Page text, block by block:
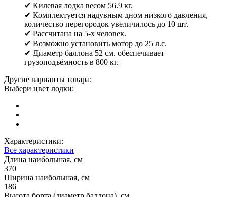
✔ Килевая лодка весом 56.9 кг.
✔ Комплектуется надувным дном низкого давления,
количество перегородок увеличилось до 10 шт.
✔ Рассчитана на 5-х человек.
✔ Возможно установить мотор до 25 л.с.
✔ Диаметр баллона 52 см. обеспечивает
грузоподъёмность в 800 кг.
Другие варианты товара:
Выбери цвет лодки:
Характеристики:
Все характеристики
Длина наибольшая, см
370
Ширина наибольшая, см
186